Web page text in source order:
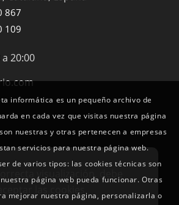
867
109
20:00
visualización, debe
aceptar las cookies.
informática es un pequeño archivo de
en cada vez que visitas nuestra página
nuestras y otras pertenecen a empresas
servicios para nuestra página web.
de varios tipos: las cookies técnicas son
página web pueda funcionar. Otras
mejorar nuestra página, personalizarla o